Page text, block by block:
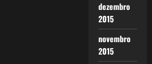
dezembro
2015
novembro
2015